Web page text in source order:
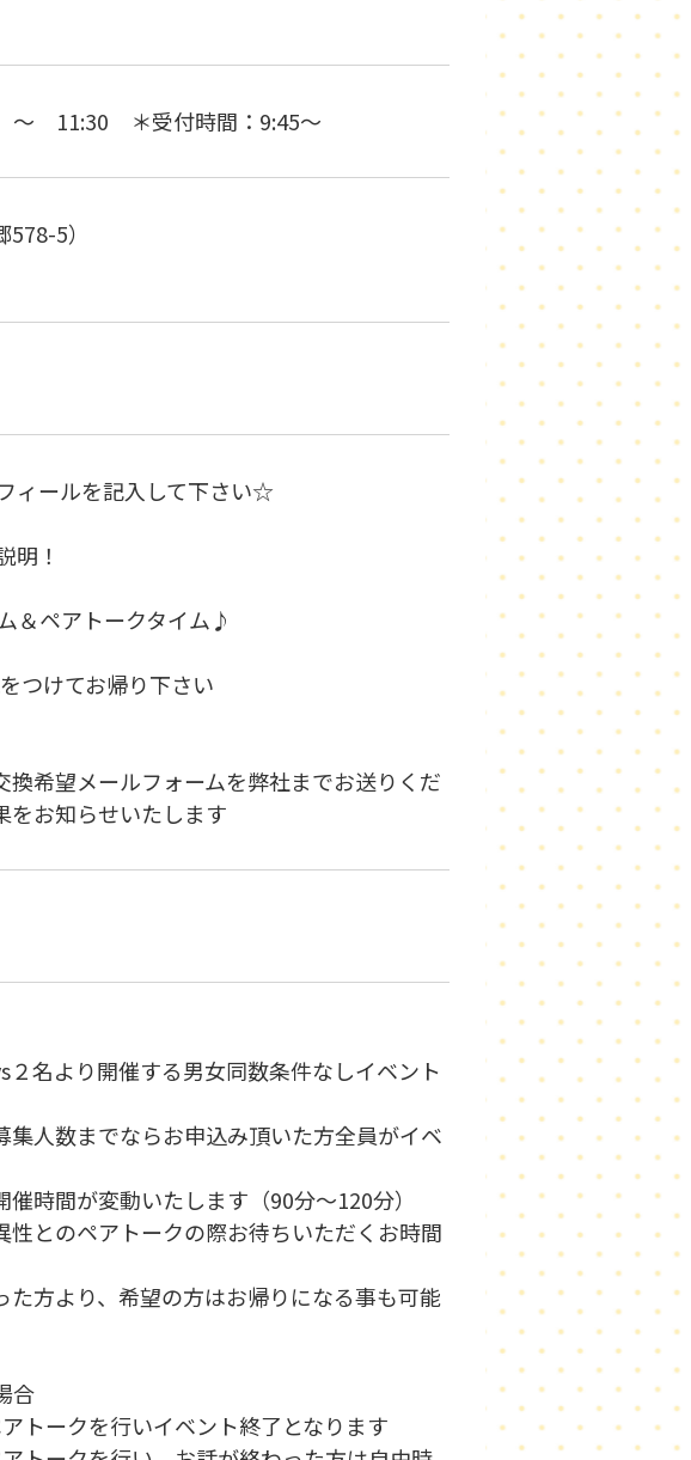
11:30 ＊受付時間：9:45～
5）
ィールを記入して下さい☆
明！
＆ペアトークタイム♪
つけてお帰り下さい
希望メールフォームを弊社までお送りくだ
をお知らせいたします
名より開催する男女同数条件なしイベント
人数までならお申込み頂いた方全員がイベ
時間が変動いたします（90分～120分）
とのペアトークの際お待ちいただくお時間
た方より、希望の方はお帰りになる事も可能
合
トークを行いイベント終了となります